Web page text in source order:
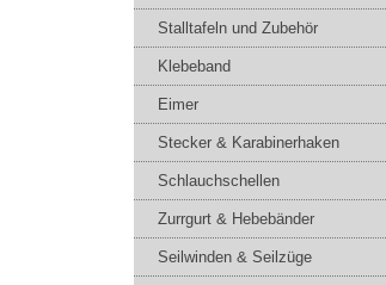
Stalltafeln und Zubehör
Klebeband
Eimer
Stecker & Karabinerhaken
Schlauchschellen
Zurrgurt & Hebebänder
Seilwinden & Seilzüge